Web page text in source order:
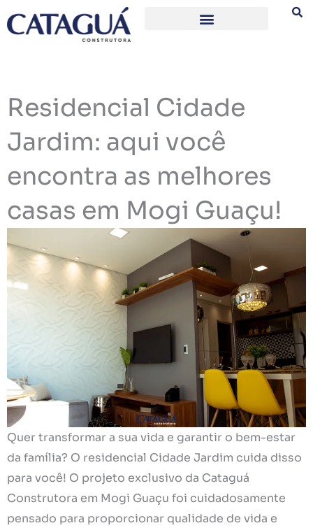
para
Residencial Cidade
Jardim: aqui você
encontra as melhores
casas em Mogi Guaçu!
Quer transformar a sua vida e garantir o bem-estar
da família? O residencial Cidade Jardim cuida disso
para você! O projeto exclusivo da Cataguá
Construtora em Mogi Guaçu foi cuidadosamente
pensado para proporcionar qualidade de vida e